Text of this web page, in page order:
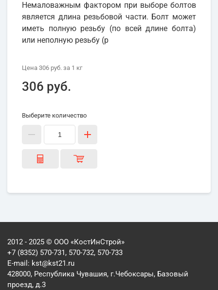
Немаловажным фактором при выборе болтов
является длина резьбовой части. Болт может
иметь полную резьбу (по всей длине болта)
или неполную резьбу (р
Цена 306 руб. за 1 кг
306 руб.
Выберите количество
2012 - 2025 © ООО «КостИнСтрой»
+7 (8352) 570-731, 570-732, 570-733
E-mail: kst@kst21.ru
428000, Республика Чувашия, г.Чебоксары, Базовый
проезд, д.3